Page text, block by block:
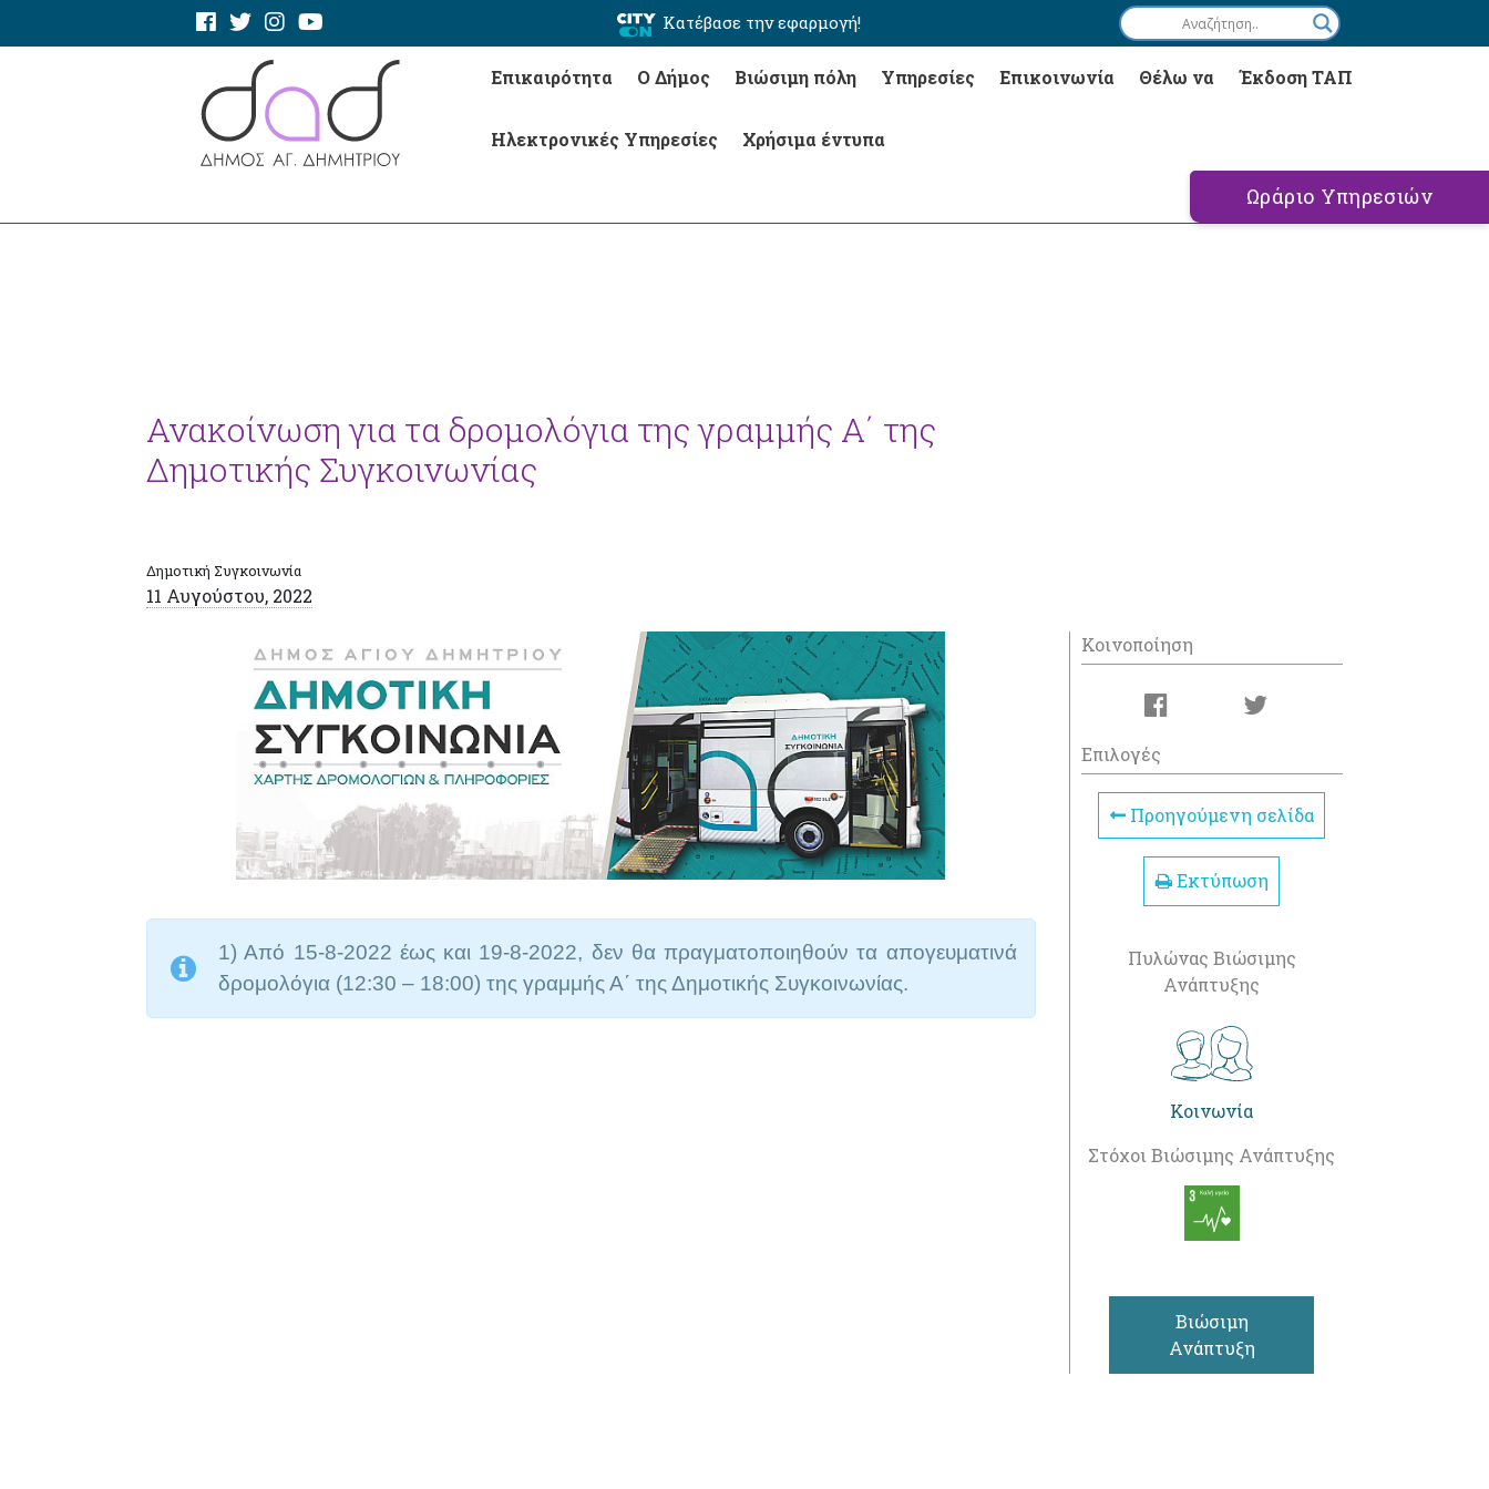
Κατέβασε την εφαρμογή!
Επικαιρότητα Ο Δήμος Βιώσιμη πόλη Υπηρεσίες Επικοινωνία Θέλω να Έκδοση ΤΑΠ
Ηλεκτρονικές Υπηρεσίες Χρήσιμα έντυπα
Ωράριο Υπηρεσιών
Ανακοίνωση για τα δρομολόγια της γραμμής Α΄ της
Δημοτικής Συγκοινωνίας
Δημοτική Συγκοινωνία
11 Αυγούστου, 2022
1) Από 15-8-2022 έως και 19-8-2022, δεν θα πραγματοποιηθούν τα απογευματινά
δρομολόγια (12:30 – 18:00) της γραμμής Α΄ της Δημοτικής Συγκοινωνίας.
Κοινοποίηση
Επιλογές
Προηγούμενη σελίδα
Εκτύπωση
Πυλώνας Βιώσιμης
Ανάπτυξης
Κοινωνία
Στόχοι Βιώσιμης Ανάπτυξης
Βιώσιμη
Ανάπτυξη